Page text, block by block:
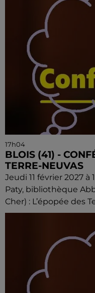
17h04
BLOIS (41) -
TERRE-NEUVAS
Jeudi 11 février 2027
Paty, bibliothèque
Cher) : L’épopée des